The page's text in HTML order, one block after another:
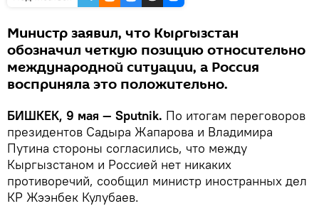
Министр заявил, что Кыргызстан
обозначил четкую позицию относительно
международной ситуации, а Россия
восприняла это положительно.
БИШКЕК, 9 мая — Sputnik. По итогам переговоров
президентов Садыра Жапарова и Владимира
Путина стороны согласились, что между
Кыргызстаном и Россией нет никаких
противоречий, сообщил министр иностранных дел
КР Жээнбек Кулубаев.